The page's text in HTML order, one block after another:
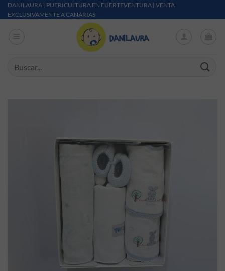
Saltar al contenido
DANILAURA | PUERICULTURA EN FUERTEVENTURA | VENTA
EXCLUSIVAMENTE A CANARIAS